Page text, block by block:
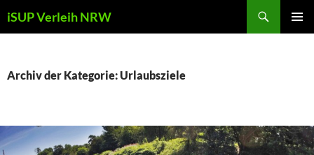
Inhalt
iSUP Verleih NRW
Archiv der Kategorie: Urlaubsziele